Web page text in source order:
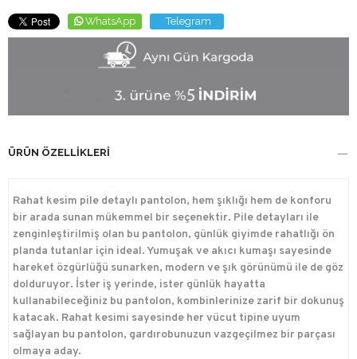
WhatsApp Telegram
ÜRÜN ÖZELLIKLERI
Rahat kesim pile detaylı pantolon, hem şıklığı hem de konforu
bir arada sunan mükemmel bir seçenektir. Pile detayları ile
zenginleştirilmiş olan bu pantolon, günlük giyimde rahatlığı ön
planda tutanlar için ideal. Yumuşak ve akıcı kumaşı sayesinde
hareket özgürlüğü sunarken, modern ve şık görünümü ile de göz
dolduruyor. İster iş yerinde, ister günlük hayatta
kullanabileceğiniz bu pantolon, kombinlerinize zarif bir dokunuş
katacak. Rahat kesimi sayesinde her vücut tipine uyum
sağlayan bu pantolon, gardırobunuzun vazgeçilmez bir parçası
olmaya aday.